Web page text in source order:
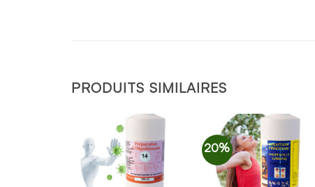
PRODUITS SIMILAIRES
Ajouter
à la
liste de
souhaits
20%
Ajouter
liste de
souhaits